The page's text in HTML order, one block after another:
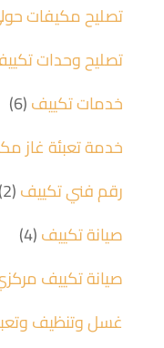
تصليح مكيفات
تصليح وحدات
خدمات تكييف(6)
خدمة تعبئة غاز
رقم فني تكييف(2)
صيانة تكييف(4)
صيانة تكييف مركزي ٢٤
غسل وتنظيف